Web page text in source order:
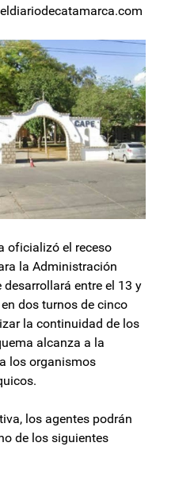
oficializó el receso
la Administración
entre el 13 y
dos turnos de cinco
la continuidad de los
alcanza a la
los organismos
los agentes podrán
de los siguientes